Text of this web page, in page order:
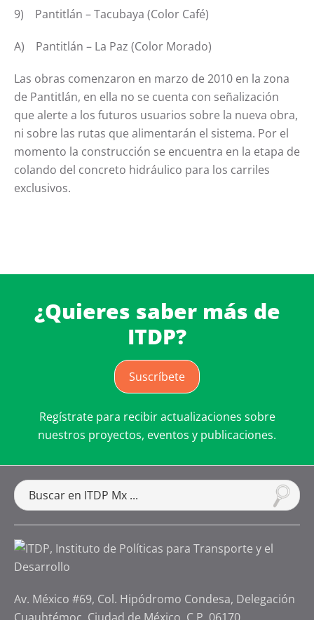
9) Pantitlán – Tacubaya (Color Café)
A) Pantitlán – La Paz (Color Morado)
Las obras comenzaron en marzo de 2010 en la zona
de Pantitlán, en ella no se cuenta con señalización
que alerte a los futuros usuarios sobre la nueva obra,
ni sobre las rutas que alimentarán el sistema. Por el
momento la construcción se encuentra en la etapa de
colando del concreto hidráulico para los carriles
exclusivos.
¿Quieres saber más de
ITDP?
Suscríbete
Regístrate para recibir actualizaciones sobre
nuestros proyectos, eventos y publicaciones.
Av. México #69, Col. Hipódromo Condesa, Delegación